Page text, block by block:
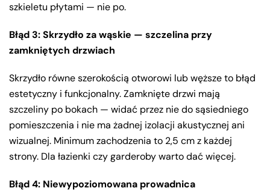
szkieletu płytami — nie po.
Błąd 3: Skrzydło za wąskie — szczelina przy
zamkniętych drzwiach
Skrzydło równe szerokością otworowi lub węższe to błąd
estetyczny i funkcjonalny. Zamknięte drzwi mają
szczeliny po bokach — widać przez nie do sąsiedniego
pomieszczenia i nie ma żadnej izolacji akustycznej ani
wizualnej. Minimum zachodzenia to 2,5 cm z każdej
strony. Dla łazienki czy garderoby warto dać więcej.
Błąd 4: Niewypoziomowana prowadnica